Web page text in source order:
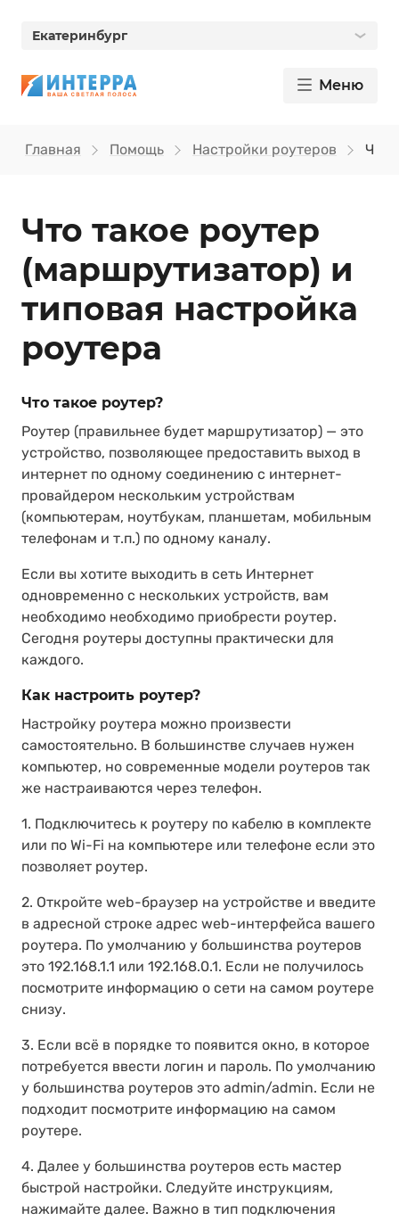
Екатеринбург
Меню
Главная Помощь Настройки роутеров Что
Что такое роутер
(маршрутизатор) и
типовая настройка
роутера
Что такое роутер?
Роутер (правильнее будет маршрутизатор) — это
устройство, позволяющее предоставить выход в
интернет по одному соединению с интернет-
провайдером нескольким устройствам
(компьютерам, ноутбукам, планшетам, мобильным
телефонам и т.п.) по одному каналу.
Если вы хотите выходить в сеть Интернет
одновременно с нескольких устройств, вам
необходимо необходимо приобрести роутер.
Сегодня роутеры доступны практически для
каждого.
Как настроить роутер?
Настройку роутера можно произвести
самостоятельно. В большинстве случаев нужен
компьютер, но современные модели роутеров так
же настраиваются через телефон.
1. Подключитесь к роутеру по кабелю в комплекте
или по Wi-Fi на компьютере или телефоне если это
позволяет роутер.
2. Откройте web-браузер на устройстве и введите
в адресной строке адрес web-интерфейса вашего
роутера. По умолчанию у большинства роутеров
это 192.168.1.1 или 192.168.0.1. Если не получилось
посмотрите информацию о сети на самом роутере
снизу.
3. Если всё в порядке то появится окно, в которое
потребуется ввести логин и пароль. По умолчанию
у большинства роутеров это admin/admin. Если не
подходит посмотрите информацию на самом
роутере.
4. Далее у большинства роутеров есть мастер
быстрой настройки. Следуйте инструкциям,
нажимайте далее. Важно в тип подключения